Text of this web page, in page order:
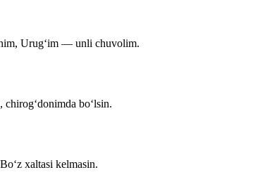
Urug‘im — unli chuvolim.
chirog‘donimda bo‘lsin.
xaltasi kelmasin.